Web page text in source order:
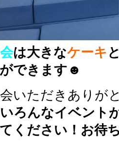
は大きなケーキ
できます☻
いただきありが
ろんなイベント
ください！お待